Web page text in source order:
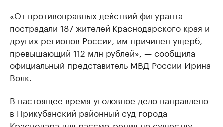
«От противоправных действий фигуранта
пострадали 187 жителей Краснодарского края и
других регионов России, им причинен ущерб,
превышающий 112 млн рублей», — сообщила
официальный представитель МВД России Ирина
Волк.
В настоящее время уголовное дело направлено
в Прикубанский районный суд города